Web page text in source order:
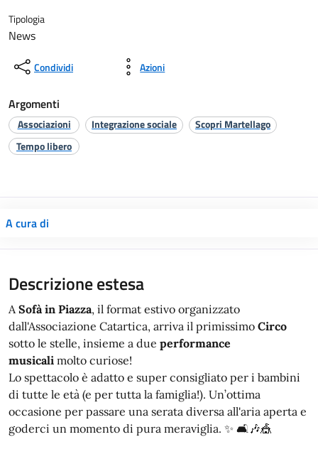
Tipologia
News
Condividi Azioni
Argomenti
Associazioni Integrazione sociale
Scopri Martellago
Tempo libero
A cura di
Descrizione estesa
ASofà in Piazza, il format estivo organizzato
dall'Associazione Catartica, arriva il primissimo Circo
sotto le stelle, insieme a due performance
musicali molto curiose!
Lo spettacolo è adatto e super consigliato per i bambini
di tutte le età (e per tutta la famiglia!). Un’ottima
occasione per passare una serata diversa all'aria aperta e
goderci un momento di pura meraviglia. ✨ 🛋️🎶🎪